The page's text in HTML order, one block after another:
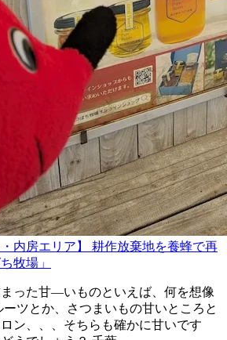
・内房エリア】 耕作放棄地を養蜂で再
牧場」
った甘―いものといえば、何を想像
ーツとか、さつまいもの甘いところと
ン、、、そちらも確かに甘いです